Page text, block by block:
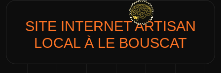
SITE INTERNETARTISAN
LOCALÀ LE BOUSCAT